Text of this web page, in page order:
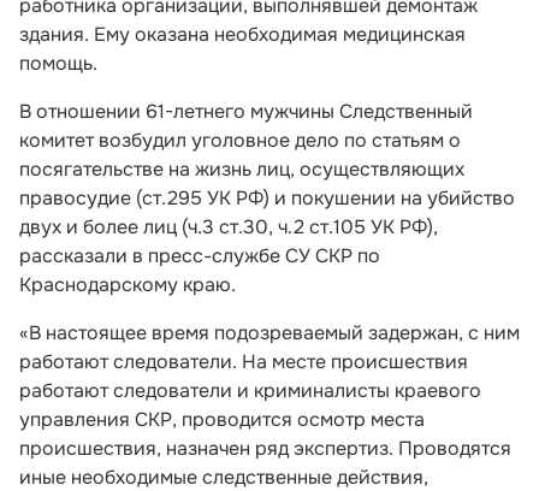
работника организации, выполнявшей демонтаж
здания. Ему оказана необходимая медицинская
помощь.
В отношении 61-летнего мужчины Следственный
комитет возбудил уголовное дело по статьям о
посягательстве на жизнь лиц, осуществляющих
правосудие (ст.295 УК РФ) и покушении на убийство
двух и более лиц (ч.3 ст.30, ч.2 ст.105 УК РФ),
рассказали в пресс-службе СУ СКР по
Краснодарскому краю.
«В настоящее время подозреваемый задержан, с ним
работают следователи. На месте происшествия
работают следователи и криминалисты краевого
управления СКР, проводится осмотр места
происшествия, назначен ряд экспертиз. Проводятся
иные необходимые следственные действия,